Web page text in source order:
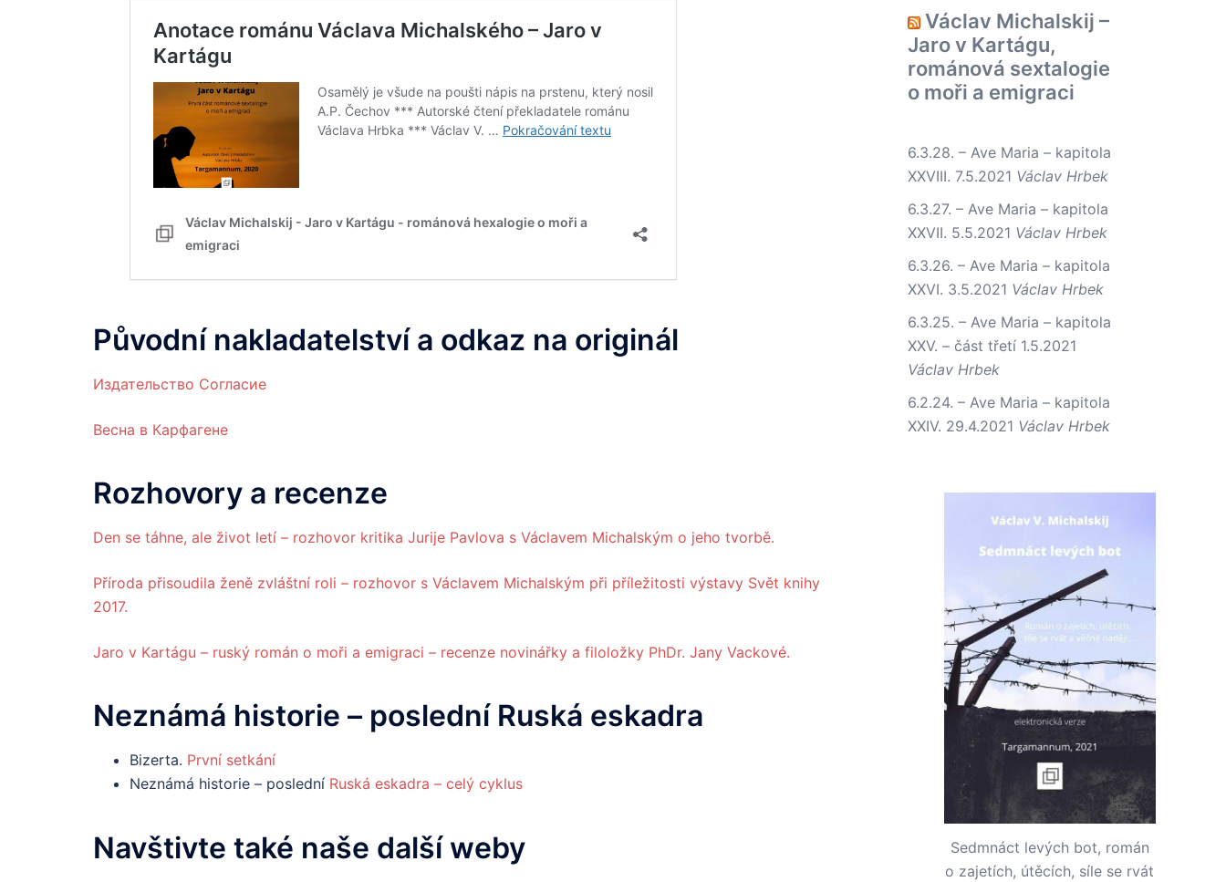
Původní nakladatelství a odkaz na originál
Издательство Согласие
Весна в Карфагене
Rozhovory a recenze
Den se táhne, ale život letí – rozhovor kritika Jurije Pavlova s Václavem Michalským o jeho tvorbě.
Příroda přisoudila ženě zvláštní roli – rozhovor s Václavem Michalským při příležitosti výstavy Svět knihy
2017.
Jaro v Kartágu – ruský román o moři a emigraci – recenze novinářky a filoložky PhDr. Jany Vackové.
Neznámá historie – poslední Ruská eskadra
Bizerta. První setkání
Neznámá historie – poslední Ruská eskadra – celý cyklus
Navštivte také naše další weby
Václav Michalskij –
Jaro v Kartágu,
románová sextalogie
o moři a emigraci
6.3.28. – Ave Maria – kapitola
XXVIII. 7.5.2021 Václav Hrbek
6.3.27. – Ave Maria – kapitola
XXVII. 5.5.2021 Václav Hrbek
6.3.26. – Ave Maria – kapitola
XXVI. 3.5.2021 Václav Hrbek
6.3.25. – Ave Maria – kapitola
XXV. – část třetí 1.5.2021
Václav Hrbek
6.2.24. – Ave Maria – kapitola
XXIV. 29.4.2021 Václav Hrbek
Sedmnáct levých bot, román
o zajetích, útěcích, síle se rvát